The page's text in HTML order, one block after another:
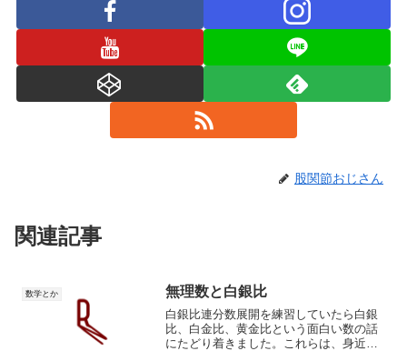
股関節おじさん
関連記事
数学とか 無理数と白銀比
白銀比連分数展開を練習していたら白銀
比、白金比、黄金比という面白い数の話
にたどり着きました。これらは、身近な